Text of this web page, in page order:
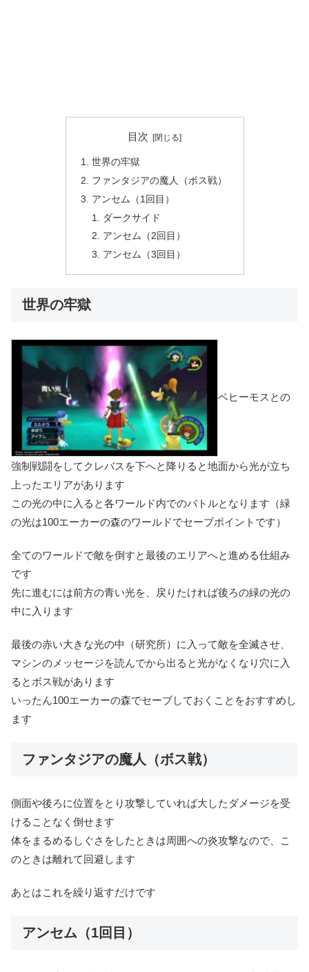
目次
世界の牢獄
ファンタジアの魔人（ボス戦）
アンセム（1回目）
ダークサイド
アンセム（2回目）
アンセム（3回目）
世界の牢獄
ベヒーモスとの
強制戦闘をしてクレバスを下へと降りると地面から光が立ち
上ったエリアがあります
この光の中に入ると各ワールド内でのバトルとなります（緑
の光は100エーカーの森のワールドでセーブポイントです）
全てのワールドで敵を倒すと最後のエリアへと進める仕組み
です
先に進むには前方の青い光を、戻りたければ後ろの緑の光の
中に入ります
最後の赤い大きな光の中（研究所）に入って敵を全滅させ、
マシンのメッセージを読んでから出る と光がなくなり穴に入
るとボス戦があります
いったん100エーカーの森でセーブしておくことをおすすめし
ます
ファンタジアの魔人（ボス戦）
側面や後ろに位置をとり攻撃していれば大したダメージを受
けることなく倒せます
体をまるめるしぐさをしたときは周囲への炎攻撃なので、こ
のときは離れて回避します
あとはこれを繰り返すだけです
アンセム（1回目）